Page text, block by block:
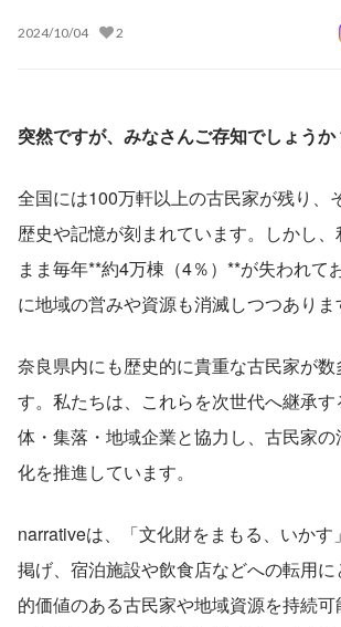
2024/10/04 2
突然ですが、みなさんご存知でしょうか
全国には100万軒以上の古民家が残り、
歴史や記憶が刻まれています。しかし
まま毎年**約4万棟（4％）**が失われて
に地域の営みや資源も消滅しつつありま
奈良県内にも歴史的に貴重な古民家が数
す。私たちは、これらを次世代へ継承
体・集落・地域企業と協力し、古民家
化を推進しています。
narrativeは、「文化財をまもる、いかす
掲げ、宿泊施設や飲食店などへの転用
的価値のある古民家や地域資源を持続